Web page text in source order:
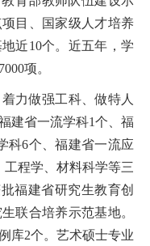
目、国家级人才培养
近10个。近五年，学
7000项。
力做强工科、做特 人
建省一流学科1个、福
科6个、福建省一流应
工程学
材料科学等三
福建省研究生教育创
联合培养示范基地。
库2个。艺术硕士专业